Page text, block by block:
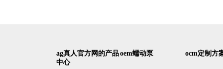
ag真人官方网的产品
中心
oem蠕动泵 ocm定制方